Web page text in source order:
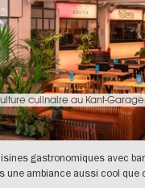
culinaire au Kant-
gastronomiques avec
une ambiance aussi cool que